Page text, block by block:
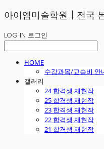
아이엠미술학원┃전국
LOG IN 로그인
HOME
수강과목/교습비 안
갤러리
24 합격생 재현작
25 합격생 재현작
23 합격생 재현작
22 합격생 재현작
21 합격생 재현작